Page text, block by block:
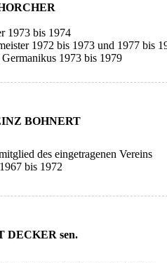
1973 bis 1974
1972 bis 1973 und 1977 bis
1973 bis 1979
BOHNERT
des eingetragenen Vereins
bis 1972
DECKER sen.